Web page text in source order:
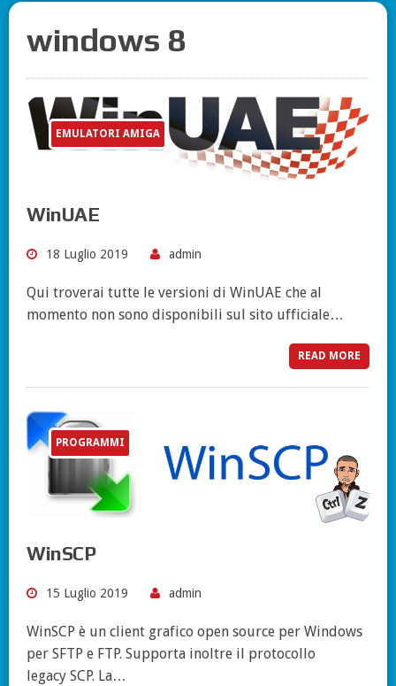
windows 8
EMULATORI AMIGA
WinUAE
18 Luglio 2019 admin
Qui troverai tutte le versioni di WinUAE che al
momento non sono disponibili sul sito ufficiale…
READ MORE
PROGRAMMI
WinSCP
15 Luglio 2019 admin
WinSCP è un client grafico open source per Windows
per SFTP e FTP. Supporta inoltre il protocollo
legacy SCP. La…